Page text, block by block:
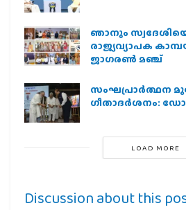
ഞാനും
രാജ്യവ്യാപക
ജാഗരണ്‍ മഞ്ച്
സംഘപ്രാര്‍ത്ഥന
ഗീതാദര്‍ശനം:
LOAD MORE
Discussion about this